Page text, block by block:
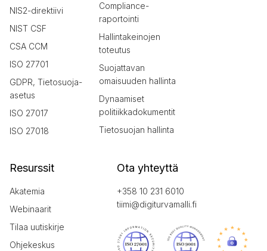
NIS2-direktiivi
NIST CSF
CSA CCM
ISO 27701
GDPR, Tietosuoja-
asetus
ISO 27017
ISO 27018
Compliance-
raportointi
Hallintakeinojen
toteutus
Suojattavan
omaisuuden hallinta
Dynaamiset
politiikkadokumentit
Tietosuojan hallinta
Resurssit
Akatemia
Webinaarit
Tilaa uutiskirje
Ohjekeskus
Ota yhteyttä
+358 10 231 6010
tiimi@digiturvamalli.fi